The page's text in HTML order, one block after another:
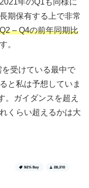
期保有する上で非常
Q2 – Q4の前年同期比
。
受けている最中で
と私は予想していま
。ガイダンスを超え
くらい超えるかは大